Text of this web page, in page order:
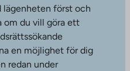
lägenheten först och
om du vill göra ett
en möjlighet för dig
redan under